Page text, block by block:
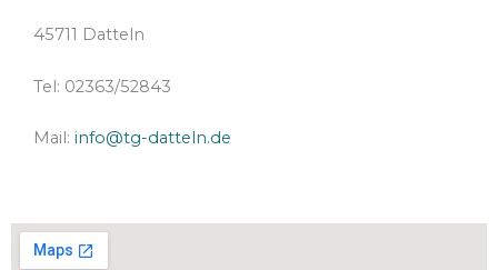
45711 Datteln
Tel: 02363/52843
Mail: info@tg-datteln.de